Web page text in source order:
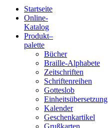
Blindenschrift-
Verlag
Druckerei
gGmbH
Startseite
Online-
Katalog
Produkt–
palette
Bücher
Braille-Alphabete
Zeitschriften
Schriftenreihen
Gotteslob
Einheitsübersetzung
Kalender
Geschenkartikel
Grußkarten